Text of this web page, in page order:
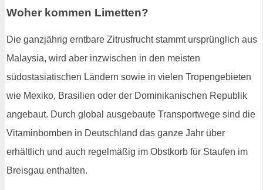
Woher kommen Limetten?
Die ganzjährig erntbare Zitrusfrucht stammt ursprünglich aus
Malaysia, wird aber inzwischen in den meisten
südostasiatischen Ländern sowie in vielen Tropengebieten
wie Mexiko, Brasilien oder der Dominikanischen Republik
angebaut. Durch global ausgebaute Transportwege sind die
Vitaminbomben in Deutschland das ganze Jahr über
erhältlich und auch regelmäßig im Obstkorb für Staufen im
Breisgau enthalten.